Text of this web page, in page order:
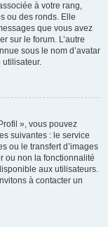
à votre rang,
ou des ronds. Elle
que vous avez
sur le forum. L’autre
sous le nom d’avatar
», vous pouvez
suivantes : le service
ou le transfert d’images
ou non la fonctionnalité
aux utilisateurs.
à contacter un